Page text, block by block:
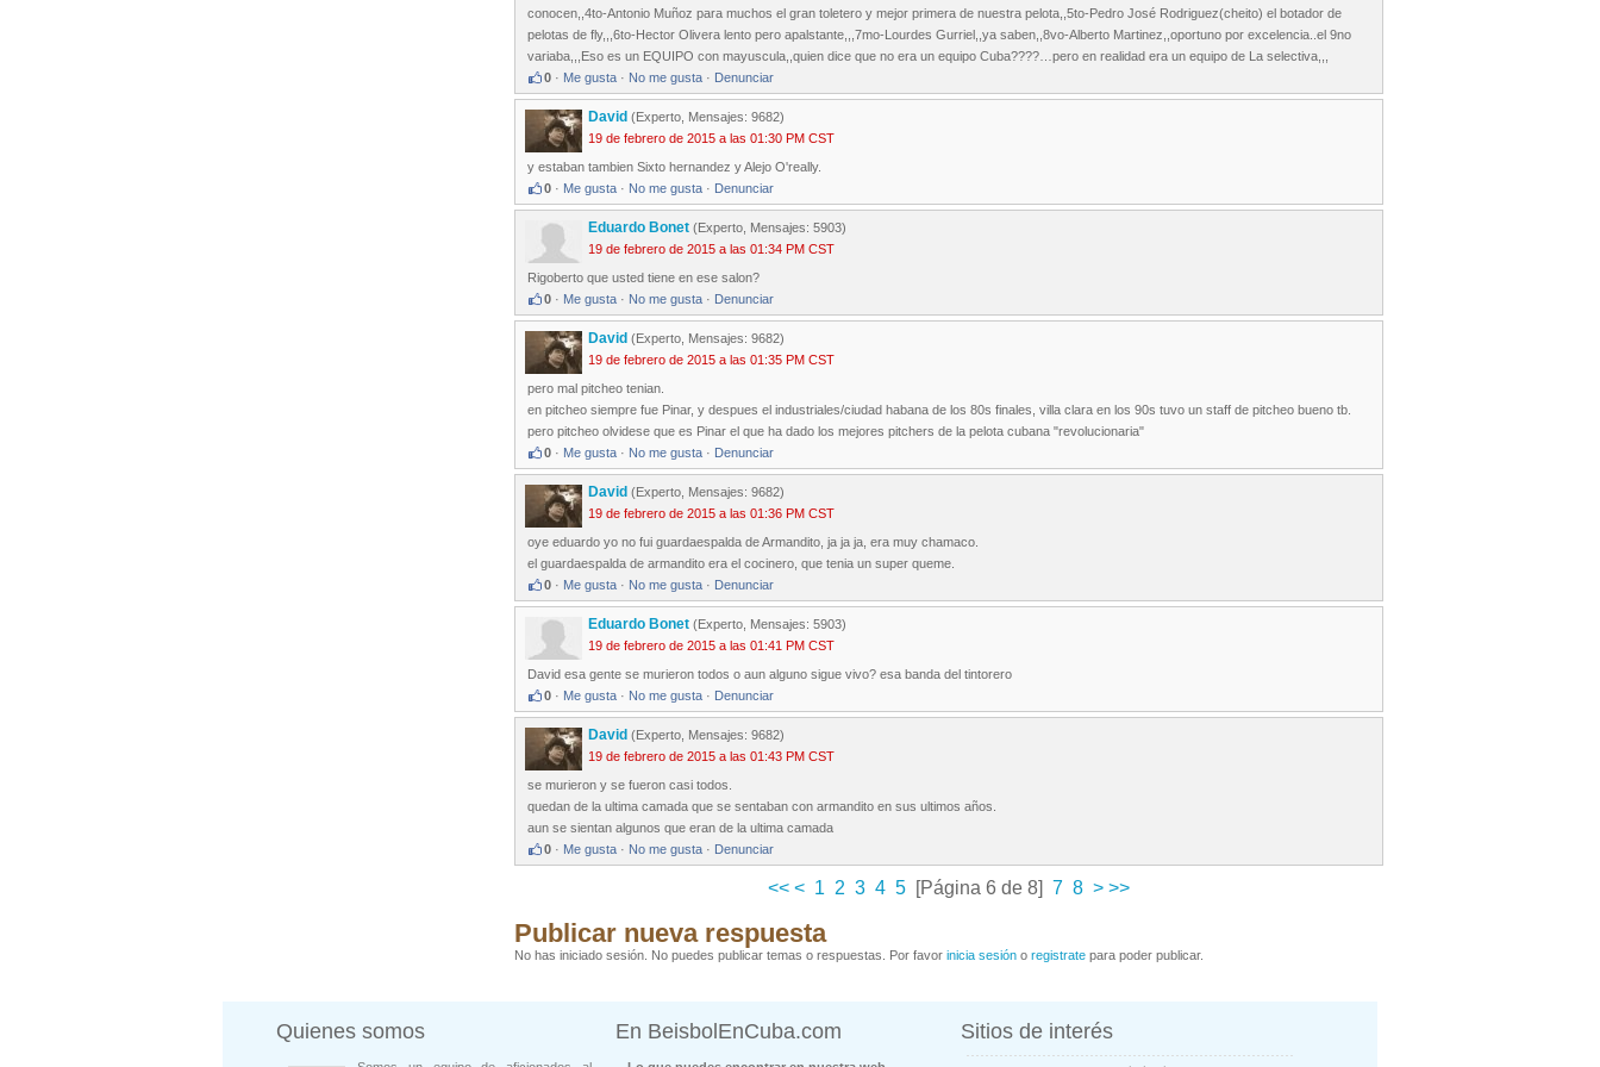
conocen,,4to-Antonio Muñoz para muchos el gran toletero y mejor primera de nuestra pelota,,5to-Pedro José Rodriguez(cheito) el botador de
pelotas de fly,,,6to-Hector Olivera lento pero apalstante,,,7mo-Lourdes Gurriel,,ya saben,,8vo-Alberto Martinez,,oportuno por excelencia..el 9no
variaba,,,Eso es un EQUIPO con mayuscula,,quien dice que no era un equipo Cuba????…pero en realidad era un equipo de La selectiva,,,
0 · Me gusta · No me gusta · Denunciar
David (Experto, Mensajes: 9682)
19 de febrero de 2015 a las 01:30 PM CST
y estaban tambien Sixto hernandez y Alejo O'really.
0 · Me gusta · No me gusta · Denunciar
Eduardo Bonet (Experto, Mensajes: 5903)
19 de febrero de 2015 a las 01:34 PM CST
Rigoberto que usted tiene en ese salon?
0 · Me gusta · No me gusta · Denunciar
David (Experto, Mensajes: 9682)
19 de febrero de 2015 a las 01:35 PM CST
pero mal pitcheo tenian.
en pitcheo siempre fue Pinar, y despues el industriales/ciudad habana de los 80s finales, villa clara en los 90s tuvo un staff de pitcheo bueno tb.
pero pitcheo olvidese que es Pinar el que ha dado los mejores pitchers de la pelota cubana "revolucionaria"
0 · Me gusta · No me gusta · Denunciar
David (Experto, Mensajes: 9682)
19 de febrero de 2015 a las 01:36 PM CST
oye eduardo yo no fui guardaespalda de Armandito, ja ja ja, era muy chamaco.
el guardaespalda de armandito era el cocinero, que tenia un super queme.
0 · Me gusta · No me gusta · Denunciar
Eduardo Bonet (Experto, Mensajes: 5903)
19 de febrero de 2015 a las 01:41 PM CST
David esa gente se murieron todos o aun alguno sigue vivo? esa banda del tintorero
0 · Me gusta · No me gusta · Denunciar
David (Experto, Mensajes: 9682)
19 de febrero de 2015 a las 01:43 PM CST
se murieron y se fueron casi todos.
quedan de la ultima camada que se sentaban con armandito en sus ultimos años.
aun se sientan algunos que eran de la ultima camada
0 · Me gusta · No me gusta · Denunciar
<< < 1 2 3 4 5 [Página 6 de 8] 7 8 > >>
Publicar nueva respuesta
No has iniciado sesión. No puedes publicar temas o respuestas. Por favor inicia sesión o registrate para poder publicar.
Quienes somos En BeisbolEnCuba.com Sitios de interés